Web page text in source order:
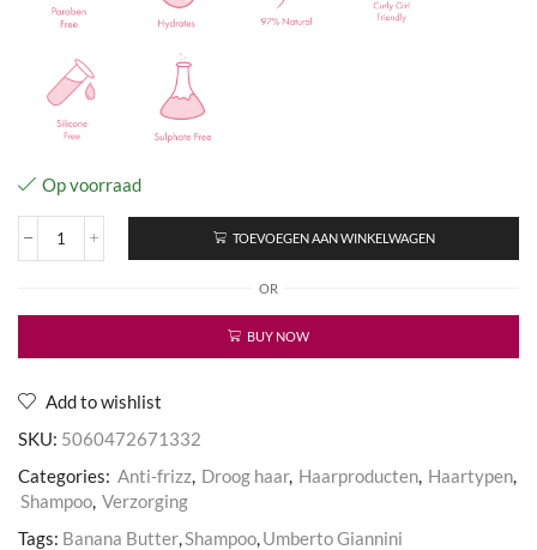
Op voorraad
Banana
aantal
TOEVOEGEN AAN WINKELWAGEN
OR
BUY NOW
Add to wishlist
SKU: 5060472671332
Categories: Anti-frizz, Droog haar, Haarproducten, Haartypen,
Shampoo, Verzorging
Tags: Banana Butter,Shampoo,Umberto Giannini